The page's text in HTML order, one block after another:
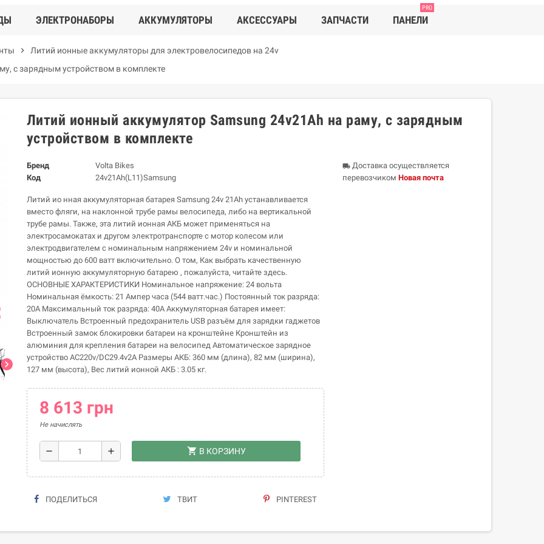
ЭЛЕКТРОНАБОРЫ АККУМУЛЯТОРЫ АКСЕССУАРЫ ЗАПЧАСТИ ПАНЕЛИ
PRO
chevron_right
Литий ионные аккумуляторы для электровелосипедов на 24v
с зарядным устройством в комплекте
chevron_right
Литий ионный аккумулятор Samsung 24v21Ah на раму, с зарядным
устройством в комплекте
Бренд
Volta Bikes
Код
24v21Ah(L11)Samsung
Литий ио нная аккумуляторная батарея Samsung 24v 21Ah устанавливается
вместо фляги, на наклонной трубе рамы велосипеда, либо на вертикальной
трубе рамы. Также, эта литий ионная АКБ может применяться на
электросамокатах и другом электротранспорте c мотор колесом или
электродвигателем с номинальным напряжением 24v и номинальной
мощностью до 600 ватт включительно. О том, Как выбрать качественную
литий ионную аккумуляторную батарею , пожалуйста, читайте здесь.
ОСНОВНЫЕ ХАРАКТЕРИСТИКИ Номинальное напряжение: 24 вольта
Номинальная ёмкость: 21 Ампер часа (544 ватт.час.) Постоянный ток разряда:
20А Максимальный ток разряда: 40А Аккумуляторная батарея имеет:
Выключатель Встроенный предохранитель USB разъём для зарядки гаджетов
Встроенный замок блокировки батареи на кронштейне Кронштейн из
алюминия для крепления батареи на велосипед Автоматическое зарядное
устройство АС220v/DC29.4v2A Размеры АКБ: 360 мм (длина), 82 мм (ширина),
127 мм (высота), Вес литий ионной АКБ : 3.05 кг.
8 613 грн
Не начислять
remove add shopping_cart В КОРЗИНУ
ПОДЕЛИТЬСЯ ТВИТ PINTEREST
local_shippingДоставка осуществляется
перевозчиком Новая почта